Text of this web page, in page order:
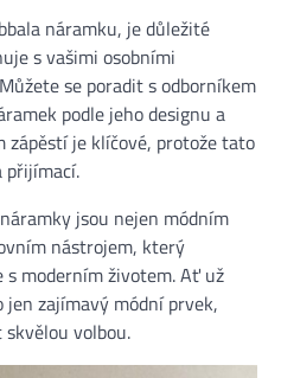
náramku, je důležité
s vašimi osobními
se poradit s odborníkem
podle jeho designu a
zápěstí je klíčové, protože tato
přijímací.
jsou nejen módním
nástrojem, který
moderním životem. Ať už
zajímavý módní prvek,
volbou.